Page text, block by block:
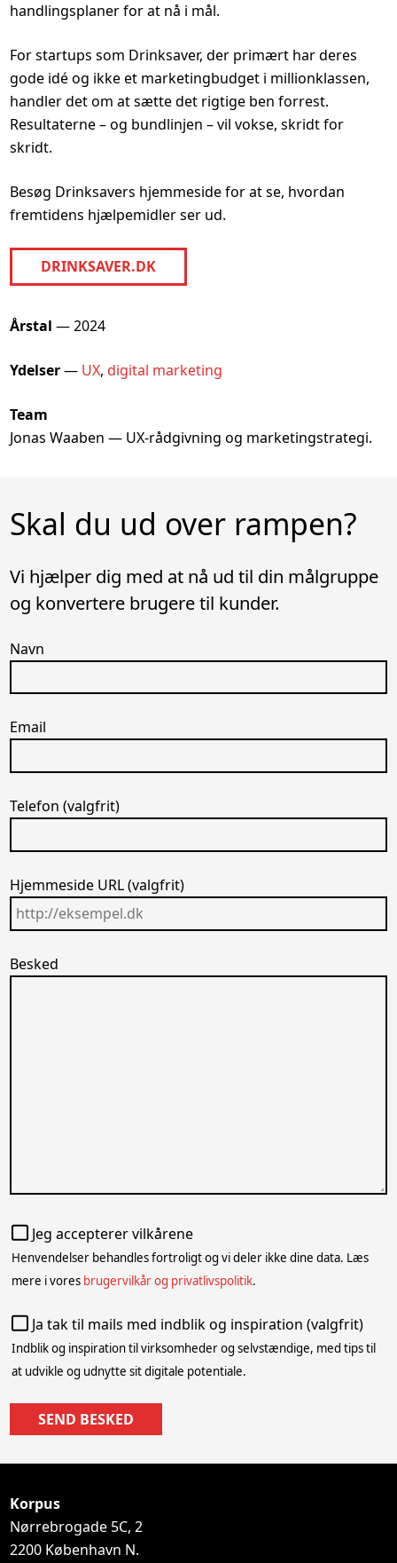
handlingsplaner for at nå i mål.
For startups som Drinksaver, der primært har deres
gode idé og ikke et marketingbudget i millionklassen,
handler det om at sætte det rigtige ben forrest.
Resultaterne – og bundlinjen – vil vokse, skridt for
skridt.
Besøg Drinksavers hjemmeside for at se, hvordan
fremtidens hjælpemidler ser ud.
DRINKSAVER.DK
Mere info
Årstal — 2024
Ydelser— UX, digital marketing
Team
Jonas Waaben — UX-rådgivning og marketingstrategi.
Skal du ud over rampen?
Vi hjælper dig med at nå ud til din målgruppe
og konvertere brugere til kunder.
Navn
Email
Telefon (valgfrit)
Hjemmeside URL (valgfrit)
Besked
Jeg accepterer vilkårene
Henvendelser behandles fortroligt og vi deler ikke dine data. Læs
mere i vores brugervilkår og privatlivspolitik.
Ja tak til mails med indblik og inspiration (valgfrit)
Indblik og inspiration til virksomheder og selvstændige, med tips til
at udvikle og udnytte sit digitale potentiale.
SEND BESKED
Korpus
Nørrebrogade 5C, 2
2200 København N.